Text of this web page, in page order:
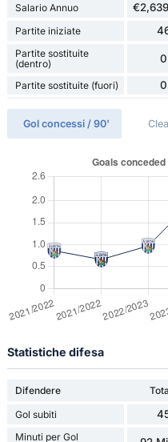
Salario Annuo
Partite iniziate
Partite sostituite
(dentro)
0
Partite sostituite (fuori) 0
Gol concessi / 90'
Statistiche difesa
Difendere
Gol subiti
Minuti per Gol